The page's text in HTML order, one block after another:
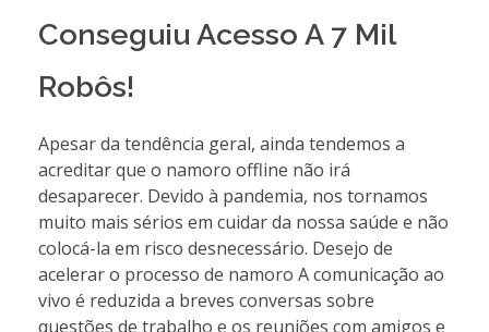
Conseguiu Acesso A 7 Mil
Robôs!
Apesar da tendência geral, ainda tendemos a
acreditar que o namoro offline não irá
desaparecer. Devido à pandemia, nos tornamos
muito mais sérios em cuidar da nossa saúde e não
colocá-la em risco desnecessário. Desejo de
acelerar o processo de namoro A comunicação ao
vivo é reduzida a breves conversas sobre
questões de trabalho e os reuniões com amigos e